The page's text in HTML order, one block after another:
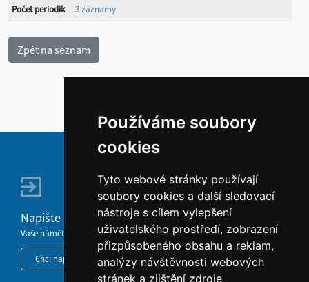
Používáme soubory
cookies
Tyto webové stránky používají
soubory cookies a další sledovací
nástroje s cílem vylepšení
uživatelského prostředí, zobrazení
přizpůsobeného obsahu a reklam,
analýzy návštěvnosti webových
stránek a zjištění zdroje
Počet periodik 3 záznamy
Napište nám
Vaše náměty, komentáře, připomínky a dotazy nezůstanou bez odezvy.
Chci napsat MKČR